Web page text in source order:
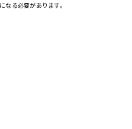
る必要があります。